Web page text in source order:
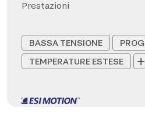
Prestazioni
BASSA TENSIONE
TEMPERATURE ESTESE